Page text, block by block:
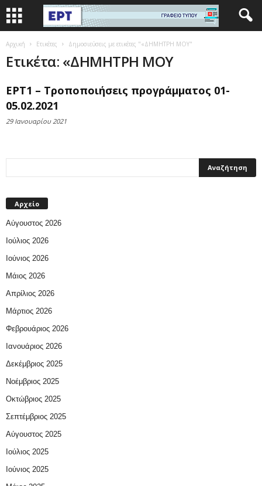
Αρχική Ετικέτες Δημοσιεύσεις με ετικέτες "«ΔΗΜΗΤΡΗ ΜΟΥ"
Ετικέτα: «ΔΗΜΗΤΡΗ ΜΟΥ
ΕΡΤ1 – Τροποποιήσεις προγράμματος 01-
05.02.2021
29 Ιανουαρίου 2021
Αρχείο
Αύγουστος 2026
Ιούλιος 2026
Ιούνιος 2026
Μάιος 2026
Απρίλιος 2026
Μάρτιος 2026
Φεβρουάριος 2026
Ιανουάριος 2026
Δεκέμβριος 2025
Νοέμβριος 2025
Οκτώβριος 2025
Σεπτέμβριος 2025
Αύγουστος 2025
Ιούλιος 2025
Ιούνιος 2025